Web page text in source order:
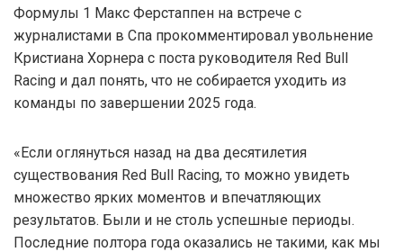
Формулы 1 Макс Ферстаппен на встрече с
журналистами в Спа прокомментировал увольнение
Кристиана Хорнера с поста руководителя Red Bull
Racing и дал понять, что не собирается уходить из
команды по завершении 2025 года.
«Если оглянуться назад на два десятилетия
существования Red Bull Racing, то можно увидеть
множество ярких моментов и впечатляющих
результатов. Были и не столь успешные периоды.
Последние полтора года оказались не такими, как мы